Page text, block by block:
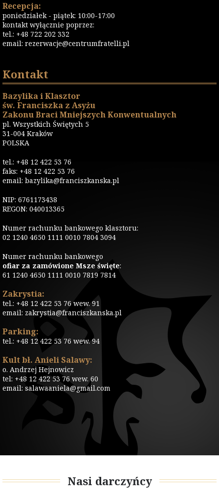
Recepcja:
poniedziałek - piątek: 10:00-17:00
kontakt wyłącznie poprzez:
tel.: +48 722 202 332
email: rezerwacje@centrumfratelli.pl
Kontakt
Bazylika i Klasztor
św. Franciszka z Asyżu
Zakonu Braci Mniejszych Konwentualnych
pl. Wszystkich Świętych 5
31-004 Kraków
POLSKA
tel.: +48 12 422 53 76
faks: +48 12 422 53 76
email: bazylika@franciszkanska.pl
NIP: 6761173438
REGON: 040013365
Numer rachunku bankowego klasztoru:
02 1240 4650 1111 0010 7804 3094
Numer rachunku bankowego
ofiar za zamówione Msze święte:
61 1240 4650 1111 0010 7819 7814
Zakrystia:
tel.: +48 12 422 53 76 wew. 91
email: zakrystia@franciszkanska.pl
Parking:
tel.: +48 12 422 53 76 wew. 94
Kult bł. Anieli Salawy:
o. Andrzej Hejnowicz
tel: +48 12 422 53 76 wew. 60
email: salawaaniela@gmail.com
Nasi darczyńcy